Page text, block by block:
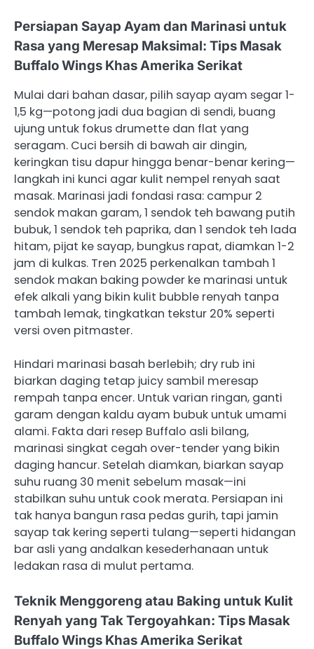
Persiapan Sayap Ayam dan Marinasi untuk
Rasa yang Meresap Maksimal: Tips Masak
Buffalo Wings Khas Amerika Serikat
Mulai dari bahan dasar, pilih sayap ayam segar 1-
1,5 kg—potong jadi dua bagian di sendi, buang
ujung untuk fokus drumette dan flat yang
seragam. Cuci bersih di bawah air dingin,
keringkan tisu dapur hingga benar-benar kering—
langkah ini kunci agar kulit nempel renyah saat
masak. Marinasi jadi fondasi rasa: campur 2
sendok makan garam, 1 sendok teh bawang putih
bubuk, 1 sendok teh paprika, dan 1 sendok teh lada
hitam, pijat ke sayap, bungkus rapat, diamkan 1-2
jam di kulkas. Tren 2025 perkenalkan tambah 1
sendok makan baking powder ke marinasi untuk
efek alkali yang bikin kulit bubble renyah tanpa
tambah lemak, tingkatkan tekstur 20% seperti
versi oven pitmaster.
Hindari marinasi basah berlebih; dry rub ini
biarkan daging tetap juicy sambil meresap
rempah tanpa encer. Untuk varian ringan, ganti
garam dengan kaldu ayam bubuk untuk umami
alami. Fakta dari resep Buffalo asli bilang,
marinasi singkat cegah over-tender yang bikin
daging hancur. Setelah diamkan, biarkan sayap
suhu ruang 30 menit sebelum masak—ini
stabilkan suhu untuk cook merata. Persiapan ini
tak hanya bangun rasa pedas gurih, tapi jamin
sayap tak kering seperti tulang—seperti hidangan
bar asli yang andalkan kesederhanaan untuk
ledakan rasa di mulut pertama.
Teknik Menggoreng atau Baking untuk Kulit
Renyah yang Tak Tergoyahkan: Tips Masak
Buffalo Wings Khas Amerika Serikat